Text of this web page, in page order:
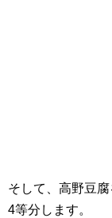
そして、高野豆
4等分します。